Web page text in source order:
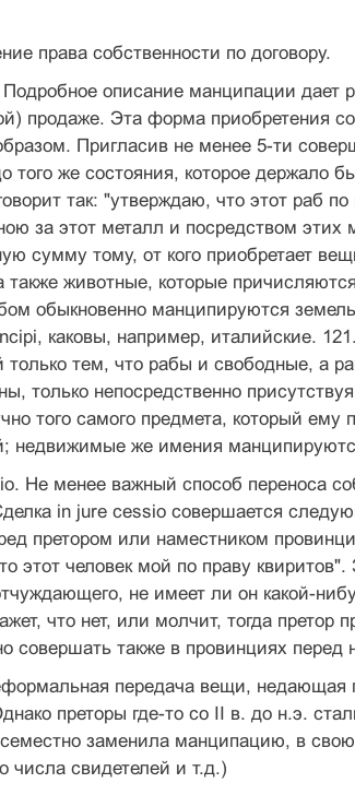
права собственности по договору.
описание манципации
продаже. Эта форма приобретения
Пригласив не менее 5-ти
того же состояния, которое держало
так: "утверждаю, что этот раб
за этот металл и посредством
сумму тому, от кого приобретает
также животные, которые
обыкновенно манципируются
каковы, например, италийские.
только тем, что рабы и свободные, а
только непосредственно
того самого предмета, который ему
недвижимые же имения
Не менее важный способ переноса
in jure cessio совершается
претором или наместником
этот человек мой по праву
не имеет ли он какой-
что нет, или молчит, тогда
совершать также в провинциях перед
передача вещи, недающая
преторы где-то со II в. до н.э.
заменила манципацию, в
числа свидетелей и т.д.)